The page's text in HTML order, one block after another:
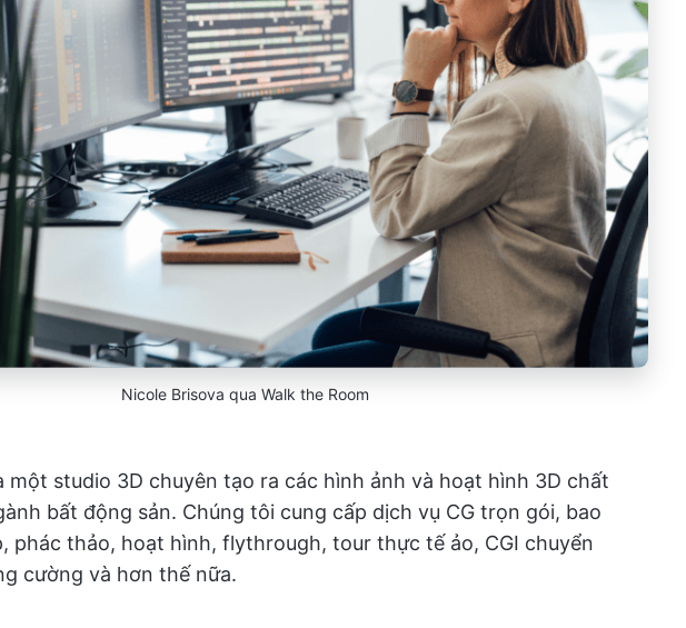
Nicole Brisova qua Walk the Room
một studio 3D chuyên tạo ra các hình ảnh và hoạt hình 3D chất
bất động sản. Chúng tôi cung cấp dịch vụ CG trọn gói, bao
phác thảo, hoạt hình, flythrough, tour thực tế ảo, CGI chuyển
cường và hơn thế nữa.